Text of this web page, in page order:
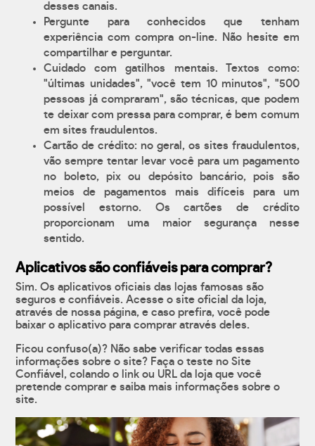
desses canais.
Pergunte para conhecidos que tenham
experiência com compra on-line. Não hesite em
compartilhar e perguntar.
Cuidado com gatilhos mentais. Textos como:
"últimas unidades", "você tem 10 minutos", "500
pessoas já compraram", são técnicas, que podem
te deixar com pressa para comprar, é bem comum
em sites fraudulentos.
Cartão de crédito: no geral, os sites fraudulentos,
vão sempre tentar levar você para um pagamento
no boleto, pix ou depósito bancário, pois são
meios de pagamentos mais difíceis para um
possível estorno. Os cartões de crédito
proporcionam uma maior segurança nesse
sentido.
Aplicativos são confiáveis para comprar?
Sim. Os aplicativos oficiais das lojas famosas são
seguros e confiáveis. Acesse o site oficial da loja,
através de nossa página, e caso prefira, você pode
baixar o aplicativo para comprar através deles.
Ficou confuso(a)? Não sabe verificar todas essas
informações sobre o site? Faça o teste no Site
Confiável, colando o link ou URL da loja que você
pretende comprar e saiba mais informações sobre o
site.